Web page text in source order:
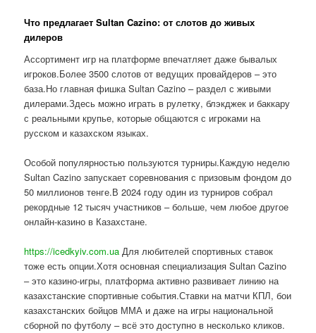
Что предлагает Sultan Cazino: от слотов до живых
дилеров
Ассортимент игр на платформе впечатляет даже бывалых
игроков.Более 3500 слотов от ведущих провайдеров – это
база.Но главная фишка Sultan Cazino – раздел с живыми
дилерами.Здесь можно играть в рулетку, блэкджек и баккару
с реальными крупье, которые общаются с игроками на
русском и казахском языках.
Особой популярностью пользуются турниры.Каждую неделю
Sultan Cazino запускает соревнования с призовым фондом до
50 миллионов тенге.В 2024 году один из турниров собрал
рекордные 12 тысяч участников – больше, чем любое другое
онлайн-казино в Казахстане.
https://icedkyiv.com.ua Для любителей спортивных ставок
тоже есть опции.Хотя основная специализация Sultan Cazino
– это казино-игры, платформа активно развивает линию на
казахстанские спортивные события.Ставки на матчи КПЛ, бои
казахстанских бойцов ММА и даже на игры национальной
сборной по футболу – всё это доступно в несколько кликов.